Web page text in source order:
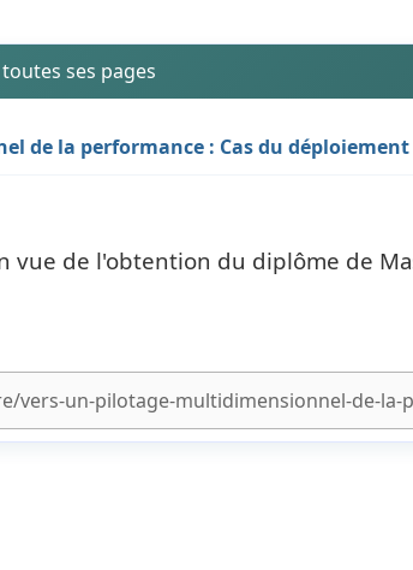
ses pages
de la performance : Cas du
vue de l'obtention du diplôme de